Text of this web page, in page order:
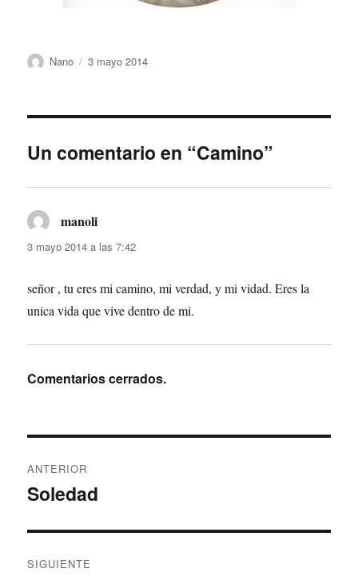
Autor
Nano
Publicado
3 mayo 2014
Un comentario en “Camino”
manoli
3 mayo 2014 a las 7:42
señor , tu eres mi camino, mi verdad, y mi vidad. Eres la
unica vida que vive dentro de mi.
Comentarios cerrados.
de
ANTERIOR
Entrada
Soledad
SIGUIENTE